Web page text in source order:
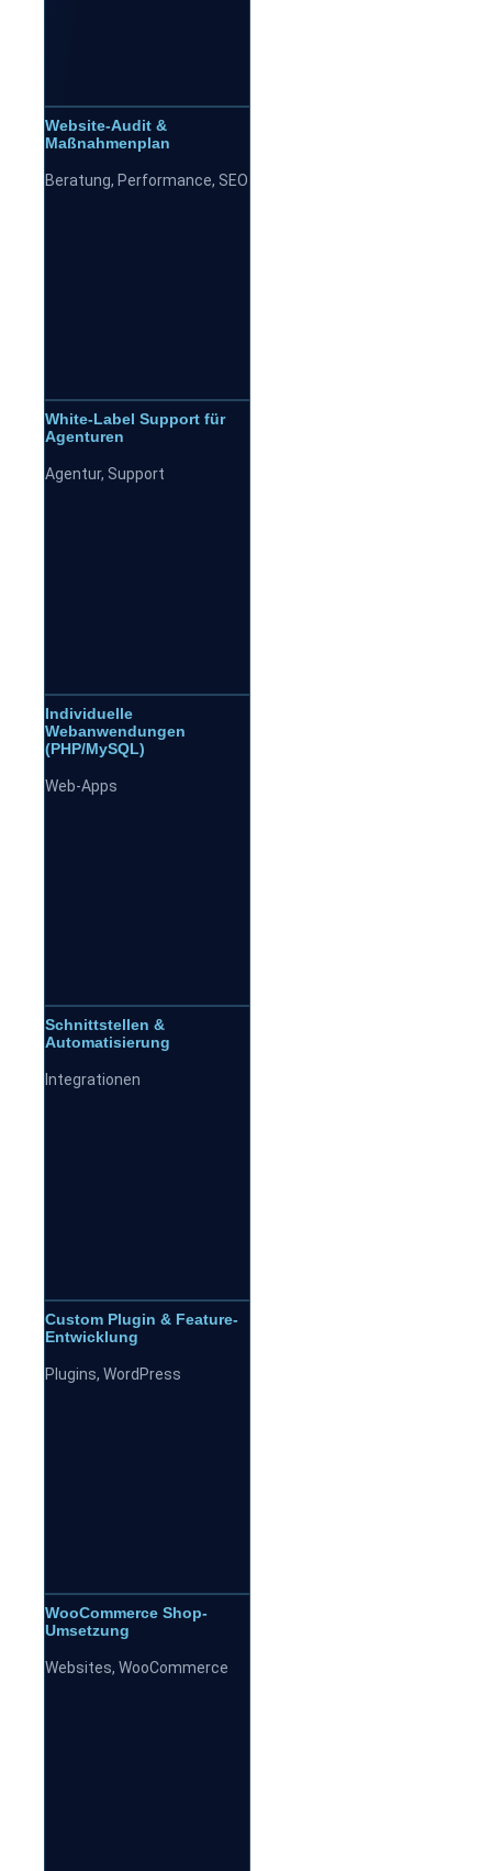
Website-Audit &
Maßnahmenplan
Beratung, Performance, SEO
White-Label Support für
Agenturen
Agentur, Support
Individuelle
Webanwendungen
(PHP/MySQL)
Web-Apps
Schnittstellen &
Automatisierung
Integrationen
Custom Plugin & Feature-
Entwicklung
Plugins, WordPress
WooCommerce Shop-
Umsetzung
Websites, WooCommerce